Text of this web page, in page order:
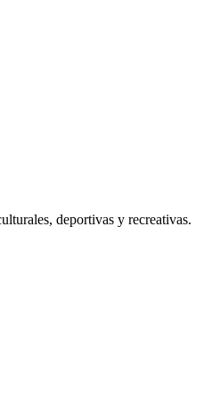
deportivas y recreativas.